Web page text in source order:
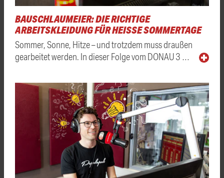
BAUSCHLAUMEIER: DIE RICHTIGE
ARBEITSKLEIDUNG FÜR HEISSE SOMMERTAGE
Sommer, Sonne, Hitze – und trotzdem muss draußen
gearbeitet werden. In dieser Folge vom DONAU 3 …